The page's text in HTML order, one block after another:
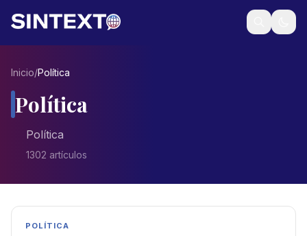
Inicio/Política
Política
Política
1302 artículos
POLÍTICA